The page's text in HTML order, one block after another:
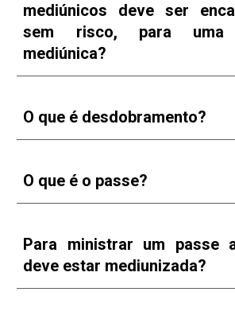
mediúnicos deve ser
sem risco, para uma
mediúnica?
O que é desdobramento?
O que é o passe?
Para ministrar um passe
deve estar mediunizada?